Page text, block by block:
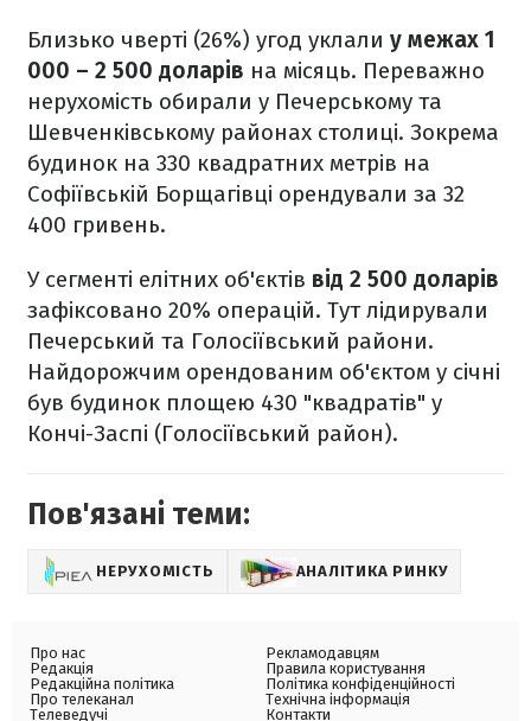
Близько чверті (26%) угод уклали у межах 1
000 – 2 500 доларів на місяць. Переважно
нерухомість обирали у Печерському та
Шевченківському районах столиці. Зокрема
будинок на 330 квадратних метрів на
Софіївській Борщагівці орендували за 32
400 гривень.
У сегменті елітних об'єктів від 2 500 доларів
зафіксовано 20% операцій. Тут лідирували
Печерський та Голосіївський райони.
Найдорожчим орендованим об'єктом у січні
був будинок площею 430 "квадратів" у
Кончі-Заспі (Голосіївський район).
Пов'язані теми:
НЕРУХОМІСТЬ АНАЛІТИКА РИНКУ
Про нас
Редакція
Редакційна політика
Про телеканал
Телеведучі
Рекламодавцям
Правила користування
Політика конфіденційності
Технічна інформація
Контакти